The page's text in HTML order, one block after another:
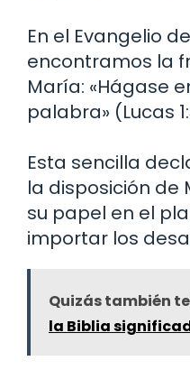
En el Evangelio
encontramos la
María: «Hágase
palabra» (Lucas
Esta sencilla
la disposición
su papel en el
importar los
Quizás también
la Biblia